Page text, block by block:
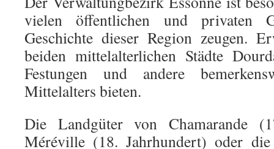
vielen öffentlichen und privaten
Geschichte dieser Region zeugen.
beiden mittelalterlichen Städte
Festungen und andere
Mittelalters bieten.
Die Landgüter von Chamarande
Méréville (18. Jahrhundert) oder